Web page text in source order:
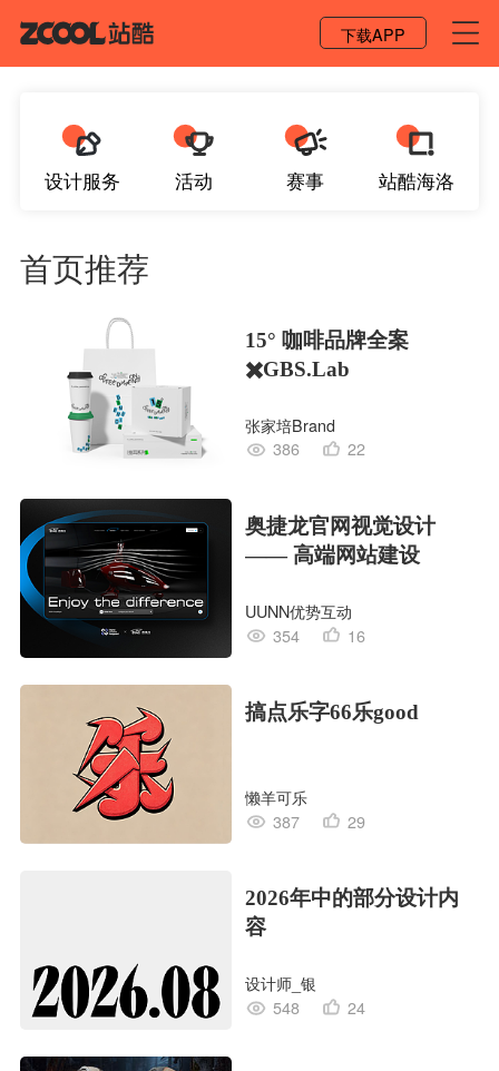
下载APP
设计服务 活动 赛事 站酷海洛
首页推荐
15° 咖啡品牌全案
✖️GBS.Lab
张家培Brand
386
22
奥捷龙官网视觉设计
—— 高端网站建设
UUNN优势互动
354
16
搞点乐字66乐good
懒羊可乐
387
29
2026年中的部分设计内
容
设计师_银
548
24